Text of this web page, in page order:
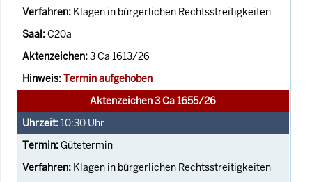
Klagen in bürgerlichen Rechtsstreitigkeiten
C20a
3 Ca 1613/26
Termin aufgehoben
Aktenzeichen 3 Ca 1655/26
10:30 Uhr
Gütetermin
Klagen in bürgerlichen Rechtsstreitigkeiten